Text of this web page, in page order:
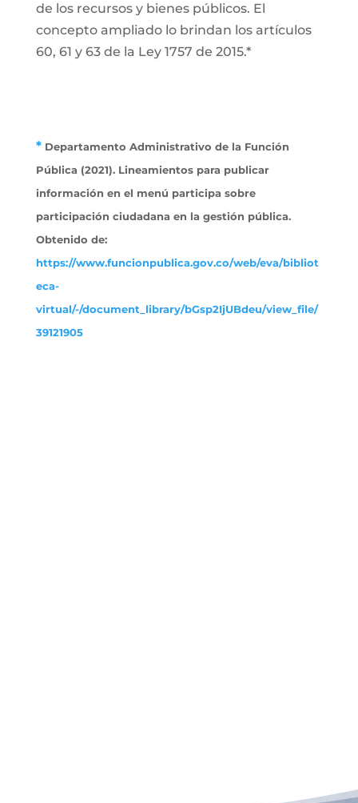
de los recursos y bienes públicos. El
concepto ampliado lo brindan los artículos
60, 61 y 63 de la Ley 1757 de 2015.*
*Departamento Administrativo de la Función
Pública (2021). Lineamientos para publicar
información en el menú participa sobre
participación ciudadana en la gestión pública.
Obtenido de:
https://www.funcionpublica.gov.co/web/eva/bibliot
eca-
virtual/-/document_library/bGsp2IjUBdeu/view_file/
39121905